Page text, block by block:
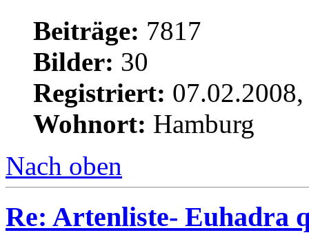
Beiträge: 7817
Bilder: 30
Registriert:
Wohnort: Hamburg
Nach oben
Re: Artenliste- Euhadra